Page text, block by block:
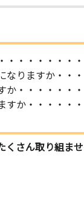
・・・・・・
りますか・・
・・・・・・
か・・・・・
さん取り組ま